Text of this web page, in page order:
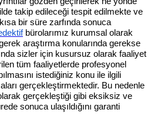
takip edileceği tespit edilmekte ve
bir süre zarfında sonuca
bürolarımız kurumsal olarak
araştırma konularında gerekse
sizler için kusursuz olarak faaliyet
tüm faaliyetlerde profesyonel
istediğiniz konu ile ilgili
gerçekleştirmektedir. Bu nedenle
gerçekleştiği gibi eksiksiz ve
sonuca ulaşıldığını garanti